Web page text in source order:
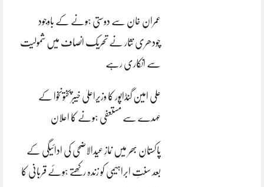
عمران خان سے دوستی ہونے کے باوجود
چودھری نثار نے تحریک انصاف میں شمولیت
سے انکاری رہے
علی امین گنڈاپور کا وزیراعلیٰ خیبرپختونخوا کے
عہدے سے مستعفی ہونے کا اعلان
پاکستان بھر میں نمازِ عیدالاضحی کی ادائیگی کے
بعد سنتِ ابراہیمی کو زندہ رکھتے ہوئے قربانی کا